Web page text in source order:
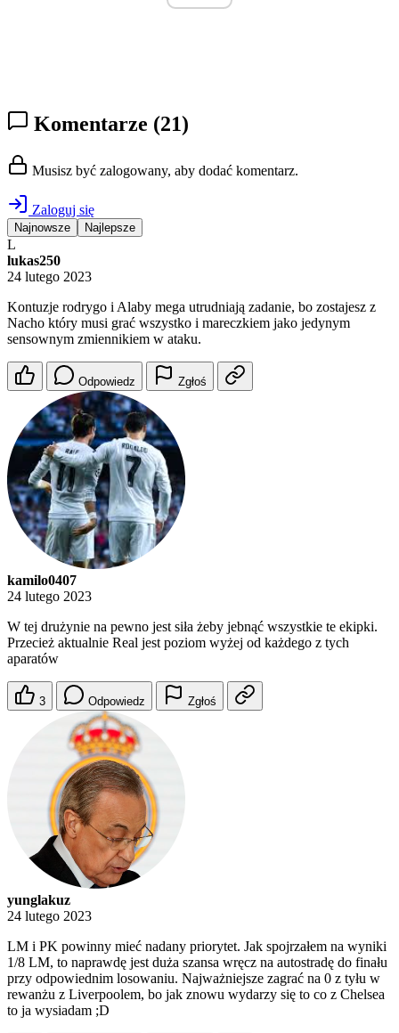
Komentarze (21)
Musisz być zalogowany, aby dodać komentarz.
Zaloguj się
Najnowsze Najlepsze
L
lukas250
24 lutego 2023
Kontuzje rodrygo i Alaby mega utrudniają zadanie, bo zostajesz z
Nacho który musi grać wszystko i mareczkiem jako jedynym
sensownym zmiennikiem w ataku.
Odpowiedz Zgłoś
kamilo0407
24 lutego 2023
W tej drużynie na pewno jest siła żeby jebnąć wszystkie te ekipki.
Przecież aktualnie Real jest poziom wyżej od każdego z tych
aparatów
3 Odpowiedz Zgłoś
yunglakuz
24 lutego 2023
LM i PK powinny mieć nadany priorytet. Jak spojrzałem na wyniki
1/8 LM, to naprawdę jest duża szansa wręcz na autostradę do finału
przy odpowiednim losowaniu. Najważniejsze zagrać na 0 z tyłu w
rewanżu z Liverpoolem, bo jak znowu wydarzy się to co z Chelsea
to ja wysiadam ;D